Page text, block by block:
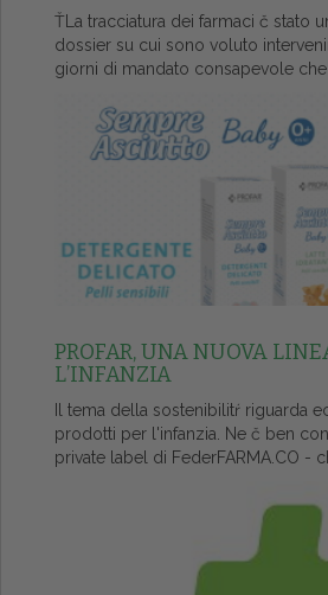
ŤLa tracciatura dei farmaci č stato
dossier su cui sono voluto
giorni di mandato consapevole che
PROFAR, UNA NUOVA
L’INFANZIA
Il tema della sostenibilitŕ riguarda
prodotti per l'infanzia. Ne č ben
private label di FederFARMA.CO -